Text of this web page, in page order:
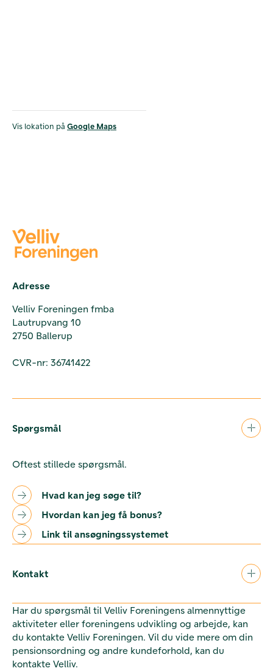
Vis lokation på Google Maps
Adresse
Velliv Foreningen fmba
Lautrupvang 10
2750 Ballerup
CVR-nr: 36741422
Spørgsmål
Oftest stillede spørgsmål.
Hvad kan jeg søge til?
Hvordan kan jeg få bonus?
Link til ansøgningssystemet
Kontakt
Har du spørgsmål til Velliv Foreningens almennyttige
aktiviteter eller foreningens udvikling og arbejde, kan
du kontakte Velliv Foreningen. Vil du vide mere om din
pensionsordning og andre kundeforhold, kan du
kontakte Velliv.